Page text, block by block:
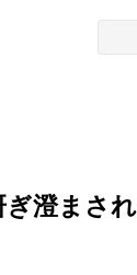
澄まされ